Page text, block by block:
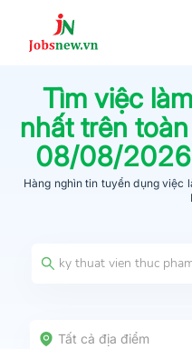
Tìm việc
nhất trên
08/08/2026
Hàng nghìn tin tuyển dụng việc
Tất cả địa điểm